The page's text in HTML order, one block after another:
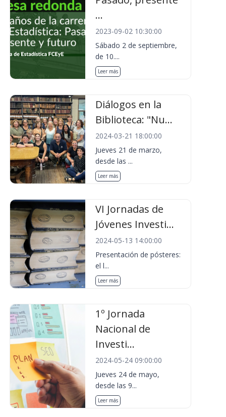
...
2023-09-02 10:30:00
Sábado 2 de septiembre,
de 10....
Leer más
Diálogos en la
Biblioteca: "Nu...
2024-03-21 18:00:00
Jueves 21 de marzo,
desde las ...
Leer más
VI Jornadas de
Jóvenes Investi...
2024-05-13 14:00:00
Presentación de pósteres:
el l...
Leer más
1º Jornada
Nacional de
Investi...
2024-05-24 09:00:00
Jueves 24 de mayo,
desde las 9...
Leer más